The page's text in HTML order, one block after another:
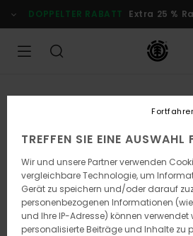
zur
Produktinformation
DOPPELTER RABATT Extra 25 %
TREFFEN SIE EINE AUSWAHL
Wir und unsere Partner verwenden
vergleichbare Technologie, um
Gerät zu speichern und/oder darauf
personenbezogenen Informationen
und Ihre IP-Adresse) können verwendet
personalisierte Beiträge und Inhalte zu